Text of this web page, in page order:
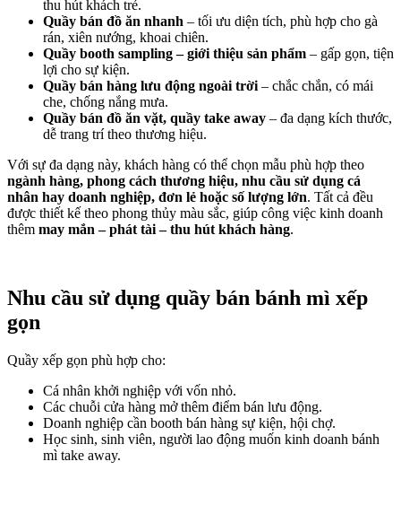
thu hút khách trẻ.
Quầy bán đồ ăn nhanh – tối ưu diện tích, phù hợp cho gà
rán, xiên nướng, khoai chiên.
Quầy booth sampling – giới thiệu sản phẩm – gấp gọn, tiện
lợi cho sự kiện.
Quầy bán hàng lưu động ngoài trời – chắc chắn, có mái
che, chống nắng mưa.
Quầy bán đồ ăn vặt, quầy take away – đa dạng kích thước,
dễ trang trí theo thương hiệu.
Với sự đa dạng này, khách hàng có thể chọn mẫu phù hợp theo
ngành hàng, phong cách thương hiệu, nhu cầu sử dụng cá
nhân hay doanh nghiệp, đơn lẻ hoặc số lượng lớn. Tất cả đều
được thiết kế theo phong thủy màu sắc, giúp công việc kinh doanh
thêm may mắn – phát tài – thu hút khách hàng.
Nhu cầu sử dụng quầy bán bánh mì xếp
gọn
Quầy xếp gọn phù hợp cho:
Cá nhân khởi nghiệp với vốn nhỏ.
Các chuỗi cửa hàng mở thêm điểm bán lưu động.
Doanh nghiệp cần booth bán hàng sự kiện, hội chợ.
Học sinh, sinh viên, người lao động muốn kinh doanh bánh
mì take away.